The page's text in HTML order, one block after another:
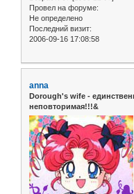
Провел на форуме:
Не определено
Последний визит:
2006-09-16 17:08:58
anna
Dorough's wife -
неповторимая!!!&